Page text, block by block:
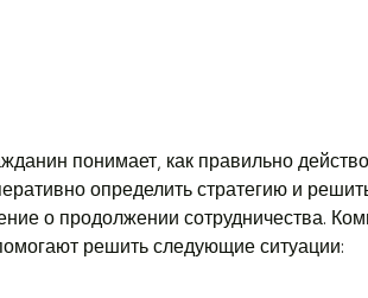
понимает, как правильно
определить стратегию и
о продолжении сотрудничества.
решить следующие ситуации: